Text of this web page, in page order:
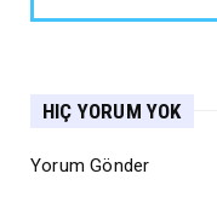
HIÇ YORUM YOK
Yorum Gönder